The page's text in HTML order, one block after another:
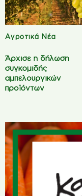
Αγροτικά Νέα
Άρχισε η δήλωση
συγκομιδής
αμπελουργικών
προϊόντων